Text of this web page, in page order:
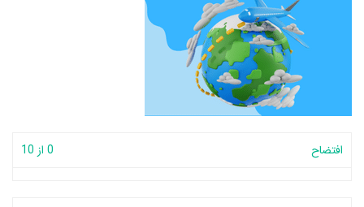
افتضاح 0 از 10